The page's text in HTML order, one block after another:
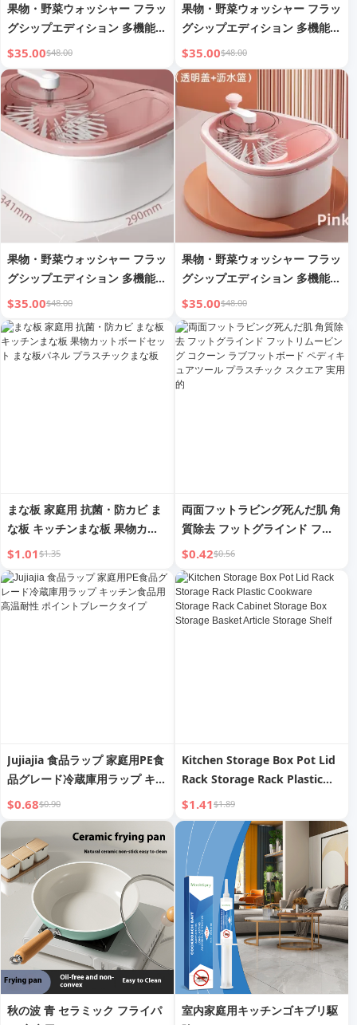
果物・野菜ウォッシャー フラッ
グシップエディション 多機能洗
浄 ドレンバスケット
$35.00$48.00
果物・野菜ウォッシャー フラッ
グシップエディション 多機能洗
浄 ドレンバスケット
$35.00$48.00
果物・野菜ウォッシャー フラッ
グシップエディション 多機能洗
浄 ドレンバスケット
$35.00$48.00
果物・野菜ウォッシャー フラッ
グシップエディション 多機能洗
浄 ドレンバスケット
$35.00$48.00
まな板 家庭用 抗菌・防カビ ま
な板 キッチンまな板 果物カッ
トボードセット まな板パネル
プラスチックまな板
$1.01$1.35
両面フットラビング死んだ肌 角
質除去 フットグラインド フッ
トリムービング コクーン ラブ
フットボード ペディキュアツー
ル プラスチック スクエア 実用
的
$0.42$0.56
Jujiajia 食品ラップ 家庭用PE食
品グレード冷蔵庫用ラップ キッ
チン食品用 高温耐性 ポイント
ブレークタイプ
$0.68$0.90
Kitchen Storage Box Pot Lid
Rack Storage Rack Plastic
Cookware Storage Rack
Cabinet Storage Box Storage
Basket Article Storage Shelf
$1.41$1.89
秋の波 青 セラミック フライパ
室内家庭用キッチンゴキブリ駆